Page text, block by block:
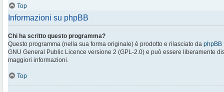
Top
Informazioni su phpBB
Chi ha scritto questo programma?
Questo programma (nella sua forma originale) è prodotto e rilasciato da phpBB
GNU General Public Licence versione 2 (GPL-2.0) e può essere liberamente
maggiori informazioni.
Top